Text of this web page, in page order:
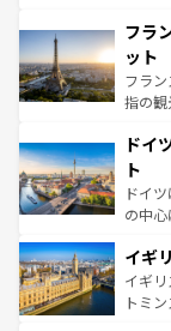
なお
しい。
文化
れる
る。
アー
せる
ンテ
フラ
ット
フラ
指の
で、
聖堂
から
れ、
香り
らに
も豊
ドイ
ト
ドイ
の中
顔を
ルリ
して
イギ
イギ
トミ